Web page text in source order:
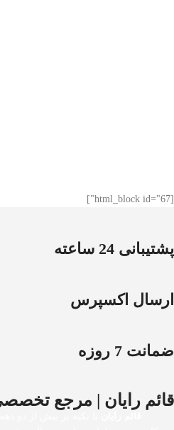
[html_block id="67"]
پشتیبانی 24 ساعته
ارسال اکسپرس
ضمانت 7 روزه
قائم رایان | مرجع